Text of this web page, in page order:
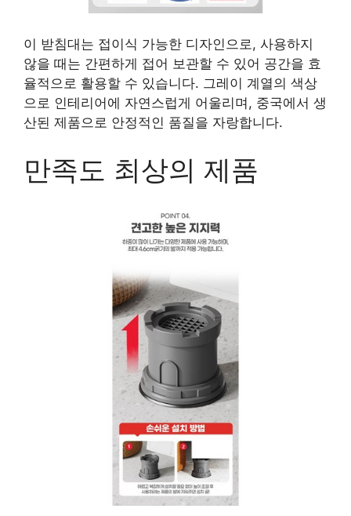
이 받침대는 접이식 가능한 디자인으로, 사용하지
않을 때는 간편하게 접어 보관할 수 있어 공간을 효
율적으로 활용할 수 있습니다. 그레이 계열의 색상
으로 인테리어에 자연스럽게 어울리며, 중국에서 생
산된 제품으로 안정적인 품질을 자랑합니다.
만족도 최상의 제품